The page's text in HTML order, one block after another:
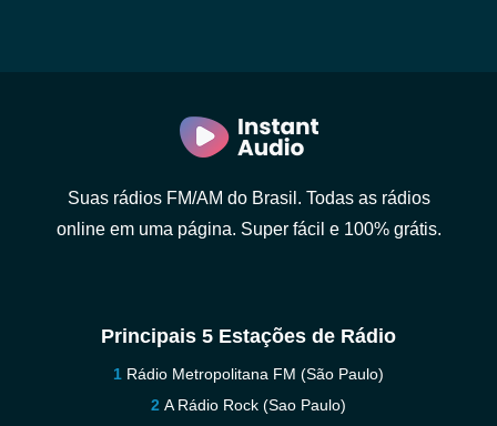
Suas rádios FM/AM do Brasil. Todas as rádios
online em uma página. Super fácil e 100% grátis.
Principais 5 Estações de Rádio
Rádio Metropolitana FM (São Paulo)
A Rádio Rock (Sao Paulo)